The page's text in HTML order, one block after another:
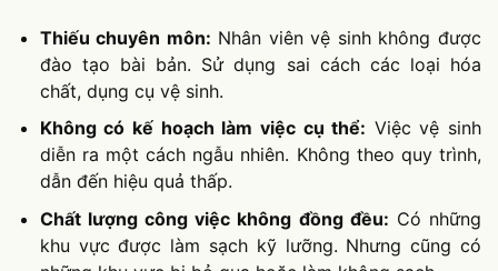
Thiếu chuyên môn: Nhân viên vệ sinh không được
đào tạo bài bản. Sử dụng sai cách các loại hóa
chất, dụng cụ vệ sinh.
Không có kế hoạch làm việc cụ thể: Việc vệ sinh
diễn ra một cách ngẫu nhiên. Không theo quy trình,
dẫn đến hiệu quả thấp.
Chất lượng công việc không đồng đều: Có những
khu vực được làm sạch kỹ lưỡng. Nhưng cũng có